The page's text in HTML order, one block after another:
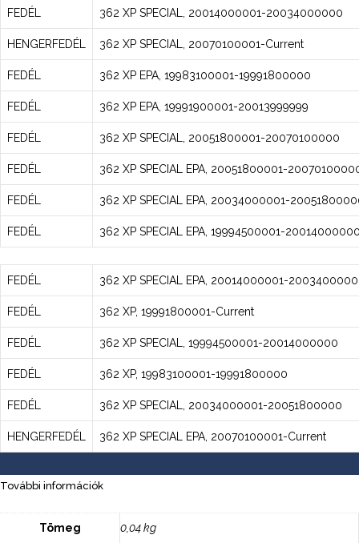
FEDÉL 362 XP SPECIAL, 20014000001-20034000000
HENGERFEDÉL 362 XP SPECIAL, 20070100001-Current
FEDÉL 362 XP EPA, 19983100001-19991800000
FEDÉL 362 XP EPA, 19991900001-20013999999
FEDÉL 362 XP SPECIAL, 20051800001-20070100000
FEDÉL 362 XP SPECIAL EPA, 20051800001-
FEDÉL 362 XP SPECIAL EPA, 20034000001-
FEDÉL 362 XP SPECIAL EPA, 19994500001-
FEDÉL 362 XP SPECIAL EPA, 20014000001-
FEDÉL 362 XP, 19991800001-Current
FEDÉL 362 XP SPECIAL, 19994500001-20014000000
FEDÉL 362 XP, 19983100001-19991800000
FEDÉL 362 XP SPECIAL, 20034000001-20051800000
HENGERFEDÉL 362 XP SPECIAL EPA, 20070100001-Current
További információk
Tömeg 0,04 kg